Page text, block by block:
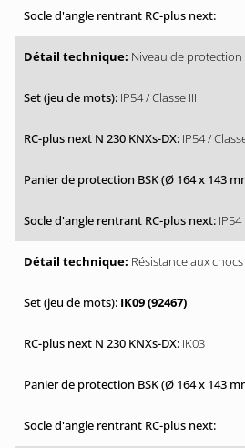
Niveau de protection
IP54 / Classe III
IP54 /
IP54
Résistance aux chocs
IK09 (92467)
IK03